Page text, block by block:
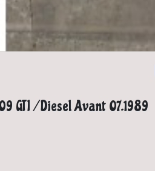
GTI / Diesel Avant 07.1989